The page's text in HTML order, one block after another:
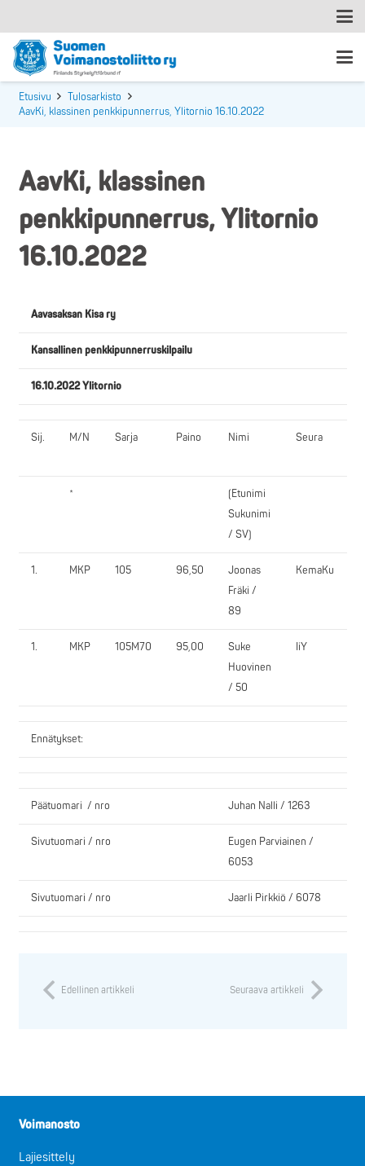
Etusivu
Tulosarkisto
AavKi, klassinen penkkipunnerrus, Ylitornio 16.10.2022
AavKi, klassinen
penkkipunnerrus, Ylitornio
16.10.2022
Aavasaksan Kisa ry
Kansallinen penkkipunnerruskilpailu
16.10.2022 Ylitornio
Sij. M/N Sarja Paino Nimi Seura
*
(Etunimi
Sukunimi
/ SV)
1. MKP 105 96,50
Joonas
Fräki /
89
KemaKu
1. MKP 105M70 95,00
Suke
Huovinen
/ 50
IiY
Ennätykset:
Päätuomari / nro Juhan Nalli / 1263
Sivutuomari / nro
Eugen Parviainen /
6053
Sivutuomari / nro Jaarli Pirkkiö / 6078
Edellinen artikkeli Seuraava artikkeli
Voimanosto
Lajiesittely